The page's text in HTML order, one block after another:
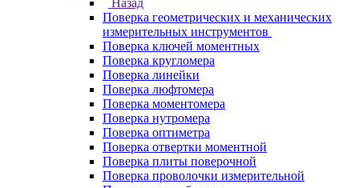
Назад
Поверка геометрических и механических
измерительных инструментов
Поверка ключей моментных
Поверка кругломера
Поверка линейки
Поверка люфтомера
Поверка моментомера
Поверка нутромера
Поверка оптиметра
Поверка отвертки моментной
Поверка плиты поверочной
Поверка проволочки измерительной